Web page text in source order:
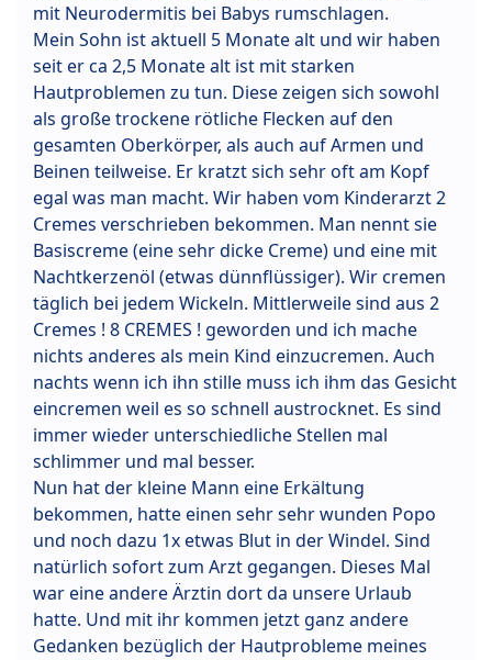
mit Neurodermitis bei Babys rumschlagen.
Mein Sohn ist aktuell 5 Monate alt und wir haben
seit er ca 2,5 Monate alt ist mit starken
Hautproblemen zu tun. Diese zeigen sich sowohl
als große trockene rötliche Flecken auf den
gesamten Oberkörper, als auch auf Armen und
Beinen teilweise. Er kratzt sich sehr oft am Kopf
egal was man macht. Wir haben vom Kinderarzt 2
Cremes verschrieben bekommen. Man nennt sie
Basiscreme (eine sehr dicke Creme) und eine mit
Nachtkerzenöl (etwas dünnflüssiger). Wir cremen
täglich bei jedem Wickeln. Mittlerweile sind aus 2
Cremes ! 8 CREMES ! geworden und ich mache
nichts anderes als mein Kind einzucremen. Auch
nachts wenn ich ihn stille muss ich ihm das Gesicht
eincremen weil es so schnell austrocknet. Es sind
immer wieder unterschiedliche Stellen mal
schlimmer und mal besser.
Nun hat der kleine Mann eine Erkältung
bekommen, hatte einen sehr sehr wunden Popo
und noch dazu 1x etwas Blut in der Windel. Sind
natürlich sofort zum Arzt gegangen. Dieses Mal
war eine andere Ärztin dort da unsere Urlaub
hatte. Und mit ihr kommen jetzt ganz andere
Gedanken bezüglich der Hautprobleme meines